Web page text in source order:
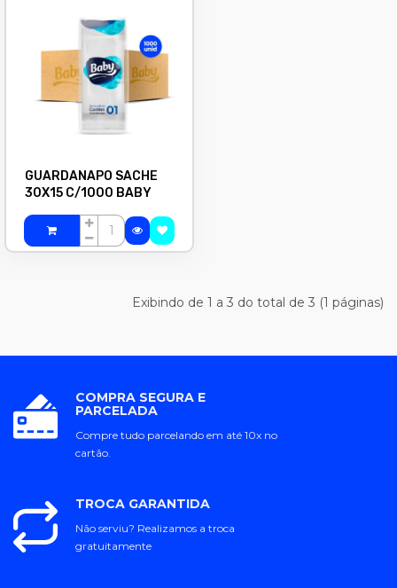
GUARDANAPO SACHE
30X15 C/1000 BABY
Exibindo de 1 a 3 do total de 3 (1 páginas)
COMPRA SEGURA E
PARCELADA
Compre tudo parcelando em até 10x no
cartão.
TROCA GARANTIDA
Não serviu? Realizamos a troca
gratuitamente